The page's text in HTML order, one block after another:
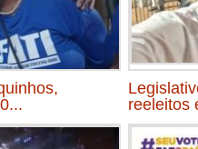
reeleitos